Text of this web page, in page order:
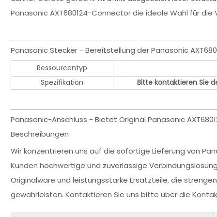
Panasonic AXT680124-Connector die ideale Wahl für
Panasonic Stecker - Bereitstellung der Panasonic
Ressourcentyp
Spezifikation
Bitte kontaktieren Sie
Panasonic-Anschluss - Bietet Original Panasonic
Beschreibungen
Wir konzentrieren uns auf die sofortige Lieferung von
Kunden hochwertige und zuverlässige
Originalware und leistungsstarke Ersatzteile, die
gewährleisten. Kontaktieren Sie uns bitte über die